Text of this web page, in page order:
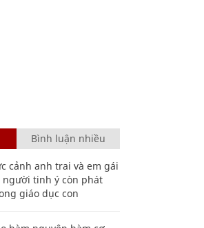
Bình luận nhiều
cảnh anh trai và em gái
tinh ý còn phát
giáo dục con